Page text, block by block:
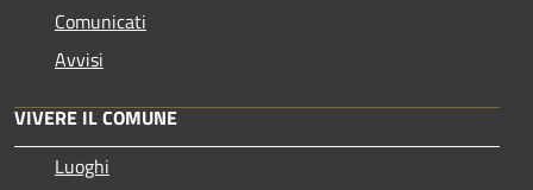
Comunicati
Avvisi
VIVERE IL COMUNE
Luoghi